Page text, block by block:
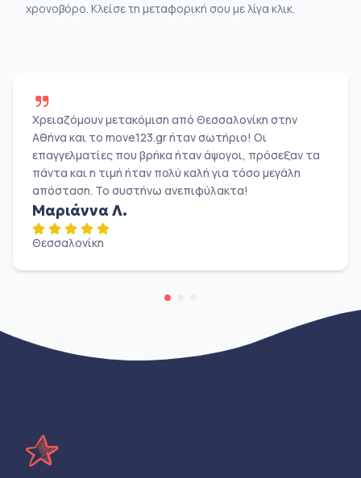
χρονοβόρο. Κλείσε τη μεταφορική σου με λίγα κλικ.
Χρειαζόμουν μετακόμιση από Θεσσαλονίκη στην
Αθήνα και το move123.gr ήταν σωτήριο! Οι
επαγγελματίες που βρήκα ήταν άψογοι, πρόσεξαν τα
πάντα και η τιμή ήταν πολύ καλή για τόσο μεγάλη
απόσταση. Το συστήνω ανεπιφύλακτα!
Μαριάννα Λ.
Θεσσαλονίκη